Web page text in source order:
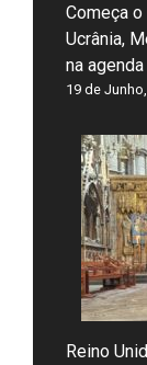
Começa
Ucrânia,
na agenda
19 de
Reino